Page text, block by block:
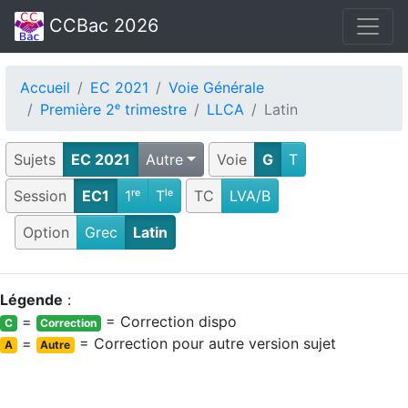
CCBac 2026
Accueil EC 2021
Voie Générale
Première 2ᵉ trimestre
LLCA Latin
Sujets EC 2021 Autre Voie G
T
Session
EC1 1ʳᵉ Tˡᵉ TC
LVA/B
Option
Grec Latin
Légende :
C = Correction = Correction dispo
A = Autre = Correction pour autre version sujet